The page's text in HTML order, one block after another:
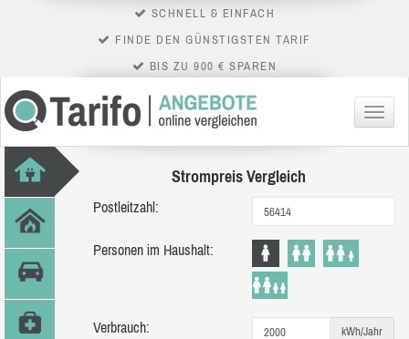
SCHNELL & EINFACH
FINDE DEN GÜNSTIGSTEN TARIF
BIS ZU 900 € SPAREN
Menü
Strompreis Vergleich
Postleitzahl:
Personen im Haushalt:
Verbrauch: kWh/Jahr